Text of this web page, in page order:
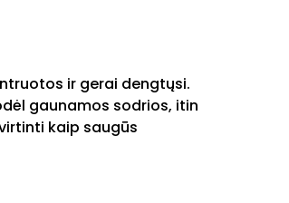
ir gerai dengtųsi.
gaunamos sodrios, itin
kaip saugūs